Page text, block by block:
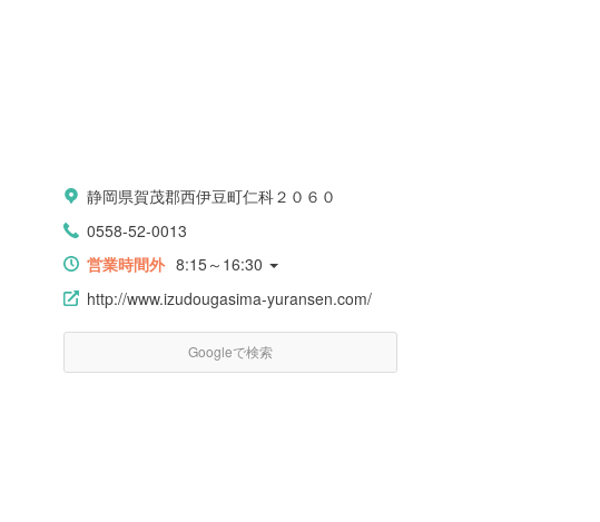
静岡県賀茂郡西伊豆町仁科２０６０
0558-52-0013
営業時間外 8:15～16:30
http://www.izudougasima-yuransen.com/
Googleで検索